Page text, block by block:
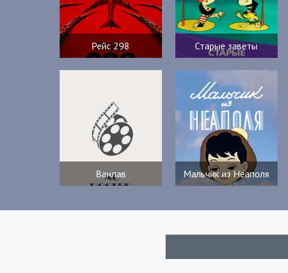
Рейс 298 Старые заветы
Ванлав Мальчик из Неаполя